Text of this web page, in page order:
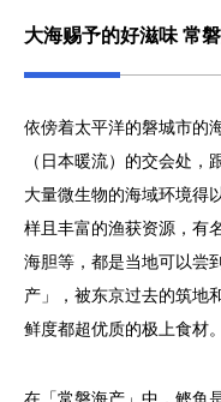
大海赐予的好滋味 常
依傍着太平洋的磐城市的
（日本暖流）的交会处
大量微生物的海域环境得
样且丰富的渔获资源，有
海胆等，都是当地可以尝
产」，被东京过去的筑地
鲜度都超优质的极上食材。